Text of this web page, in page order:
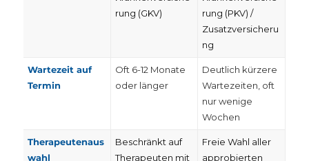
rung (GKV)
rung (PKV) /
Zusatzversicheru
ng
Wartezeit auf
Termin
Oft 6-12 Monate
oder länger
Deutlich kürzere
Wartezeiten, oft
nur wenige
Wochen
Therapeutenaus
wahl
Beschränkt auf
Therapeuten mit
Freie Wahl aller
approbierten